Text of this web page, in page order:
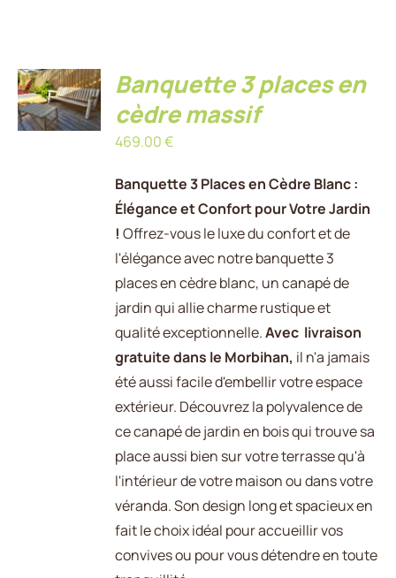
AJOUTER
AU
PANIER
/
Banquette 3 places en
cèdre massif
469.00€
Banquette 3 Places en Cèdre Blanc :
Élégance et Confort pour Votre Jardin
! Offrez-vous le luxe du confort et de
l'élégance avec notre banquette 3
places en cèdre blanc, un canapé de
jardin qui allie charme rustique et
qualité exceptionnelle.Avec livraison
gratuite dans le Morbihan, il n'a jamais
été aussi facile d'embellir votre espace
extérieur. Découvrez la polyvalence de
ce canapé de jardin en bois qui trouve sa
place aussi bien sur votre terrasse qu'à
l'intérieur de votre maison ou dans votre
véranda. Son design long et spacieux en
fait le choix idéal pour accueillir vos
convives ou pour vous détendre en toute